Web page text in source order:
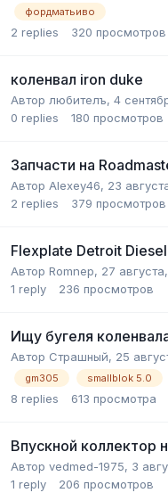
фордматьиво
2 replies 320 просмотров
коленвал iron duke
Автор любителъ, 4
0 replies 180 просмотров
Запчасти на
Автор Alexey46, 23
2 replies 379 просмотров
Flexplate Detroit
Автор Romnep, 27
1 reply 236 просмотров
Ищу бугеля
Автор Страшный, 25
gm305 smallblok 5.0
8 replies 613 просмотра
Впускной коллектор
Автор vedmed-1975, 3
1 reply 206 просмотров